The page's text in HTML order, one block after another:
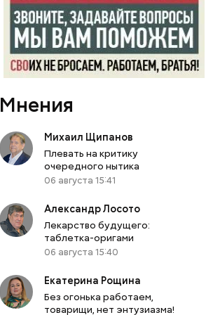
Мнения
Михаил Щипанов
Плевать на критику
очередного нытика
06 августа 15:41
Александр Лосото
Лекарство будущего:
таблетка-оригами
06 августа 15:40
Екатерина Рощина
Без огонька работаем,
товарищи, нет энтузиазма!